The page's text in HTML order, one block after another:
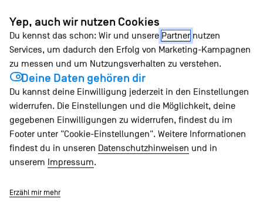
Zum
Inhalt
springen
Yep, auch wir nutzen Cookies
Du kennst das schon: Wir und unsere Partner nutzen
Services, um dadurch den Erfolg von Marketing-Kampagnen
zu messen und um Nutzungsverhalten zu verstehen.
Deine Daten gehören dir
Du kannst deine Einwilligung jederzeit in den Einstellungen
widerrufen. Die Einstellungen und die Möglichkeit, deine
gegebenen Einwilligungen zu widerrufen, findest du im
Footer unter "Cookie-Einstellungen". Weitere Informationen
findest du in unseren Datenschutzhinweisen und in
unserem Impressum.
Erzähl mir mehr